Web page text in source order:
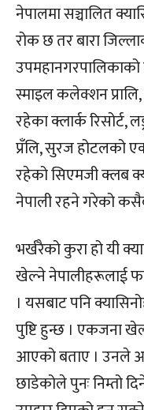
नेपालमा सञ्चालित
रोक छ तर बारा
उपमहानगरपालिकाको
स्माइल कलेक्शन
रहेका क्लार्क
प्रँलि, सुरज होटलको
रहेको सिएमजी क्लब
नेपाली रहने गरेको
भर्खरैको कुरा हो यी
खेल्ने नेपालीहरूलाई
। यसबाट पनि
पुष्टि हुन्छ । एकजना
आएको बताए । उनले
छाडेकोले पुनः निम्तो